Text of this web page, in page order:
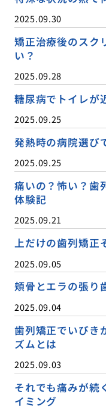
2025.09.30
矯正治療後のスク
い？
2025.09.28
糖尿病でトイレが
2025.09.25
発熱時の病院選び
2025.09.25
痛いの？怖い？歯
体験記
2025.09.21
上だけの歯列矯正
2025.09.05
頬骨とエラの張り
2025.09.04
歯列矯正でいびき
ズムとは
2025.09.03
それでも痛みが続
イミング